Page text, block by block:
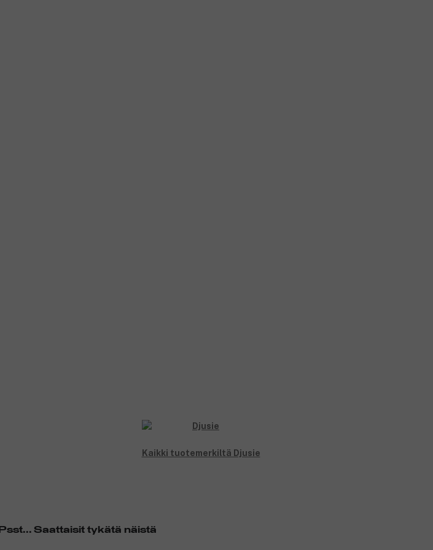
Kaikki tuotemerkiltä Djusie
Psst... Saattaisit tykätä näistä